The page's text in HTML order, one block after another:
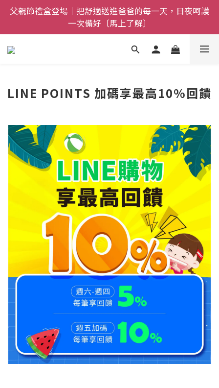
全館$800免運｜任搭８折起｜滿額再送新品-悠哉斑馬
襪〔立即了解〕
父親節禮盒登場｜把舒適送進爸爸的每一天，日夜呵護
一次備好〔馬上了解〕
全館$800免運｜任搭８折起｜滿額再送新品-悠哉斑馬
襪〔立即了解〕
LINE POINTS 加碼享最高10%回饋